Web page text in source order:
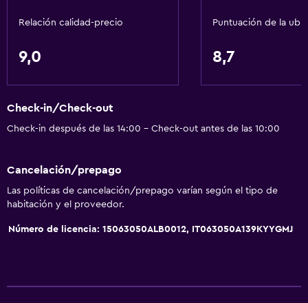
Relación calidad-precio
9,0
Puntuación de la
8,7
Check-in/Check-out
Check-in después de las 14:00 - Check-out antes de las 10:00
Cancelación/prepago
Las políticas de cancelación/prepago varían según el tipo de
habitación y el proveedor.
Número de licencia: 15063050ALB0012, IT063050A139KYYGMJ